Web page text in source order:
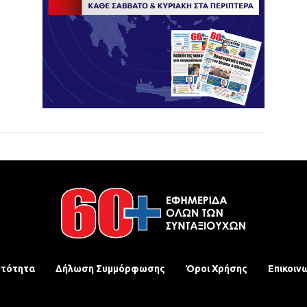
Δήλωση Συμμόρφωσης Όροι Χρήσης